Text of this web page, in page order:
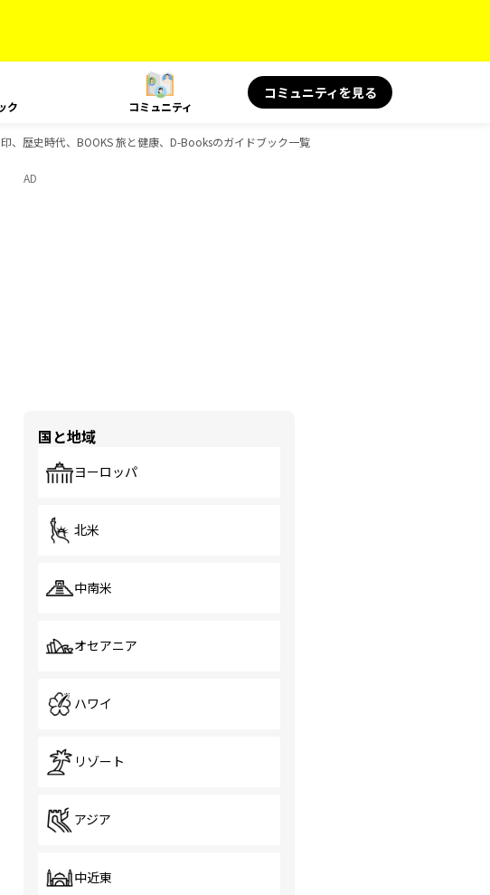
ク コミュニティ
コミュニティを見る
、歴史時代、BOOKS 旅と健康、D-Booksのガイドブック一覧
AD
国と地域
ヨーロッパ
北米
中南米
オセアニア
ハワイ
リゾート
アジア
中近東